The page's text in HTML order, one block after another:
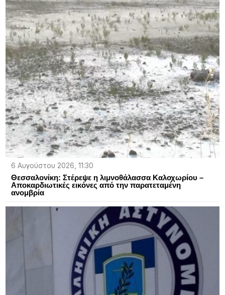
6 Αυγούστου 2026, 11:30
Θεσσαλονίκη: Στέρεψε η λιμνοθάλασσα Καλοχωρίου –
Αποκαρδιωτικές εικόνες από την παρατεταμένη
ανομβρία